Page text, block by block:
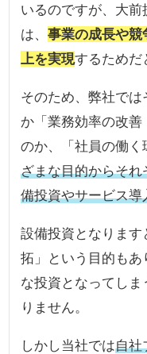
いるのですが、大
は、事業の成長や競
上を実現するためだ
そのため、弊社で
か「業務効率の改
のか、「社員の働
ざまな目的からそ
備投資やサービス
設備投資となりま
拓」という目的もあ
な投資となってし
りません。
しかし当社では自社